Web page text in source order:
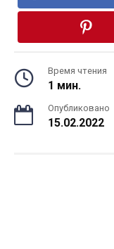
Время чтения
1 мин.
Опубликовано
15.02.2022